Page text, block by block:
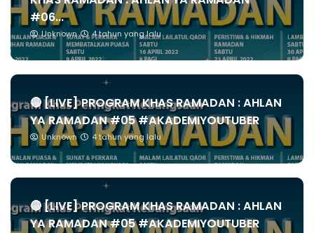
#06...
Unknown 4 tahun yang lalu
🔴 [LIVE] PROGRAM KHAS RAMADAN : AHLAN
YA RAMADAN #05 #AKADEMIYOUTUBER
Unknown 4 tahun yang lalu
🔴 [LIVE] PROGRAM KHAS RAMADAN : AHLAN
YA RAMADAN #05 #AKADEMIYOUTUBER